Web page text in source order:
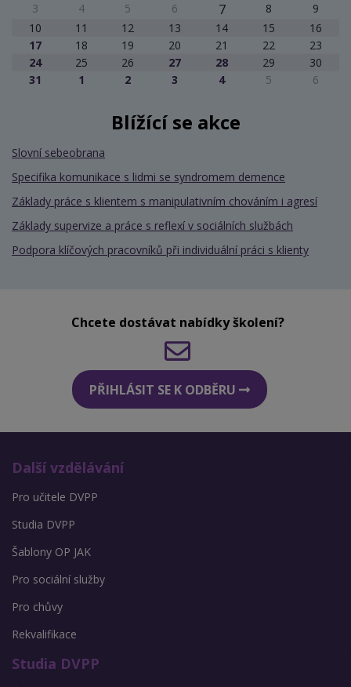
3
4 5 6 7 8
9
10
11 12 13 14 15
16
17
18 19 20 21 22
23
24
25 26 27 28 29
30
31
1 2 3 4 5 6
Blížící se akce
Slovní sebeobrana
Specifika komunikace s lidmi se syndromem demence
Základy práce s klientem s manipulativním chováním i agresí
Základy supervize a práce s reflexí v sociálních službách
Podpora klíčových pracovníků při individuální práci s klienty
Chcete dostávat nabídky školení?
PŘIHLÁSIT SE K ODBĚRU
Další vzdělávání
Pro učitele DVPP
Studia DVPP
Šablony OP JAK
Pro sociální služby
Pro chůvy
Rekvalifikace
Studia DVPP